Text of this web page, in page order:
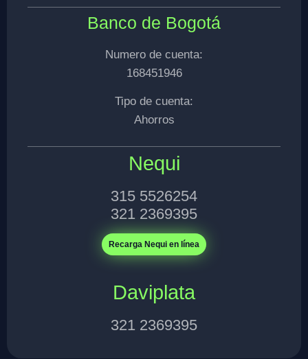
Banco de Bogotá
Numero de cuenta:
168451946
Tipo de cuenta:
Ahorros
Nequi
315 5526254
321 2369395
Recarga Nequi en línea
Daviplata
321 2369395